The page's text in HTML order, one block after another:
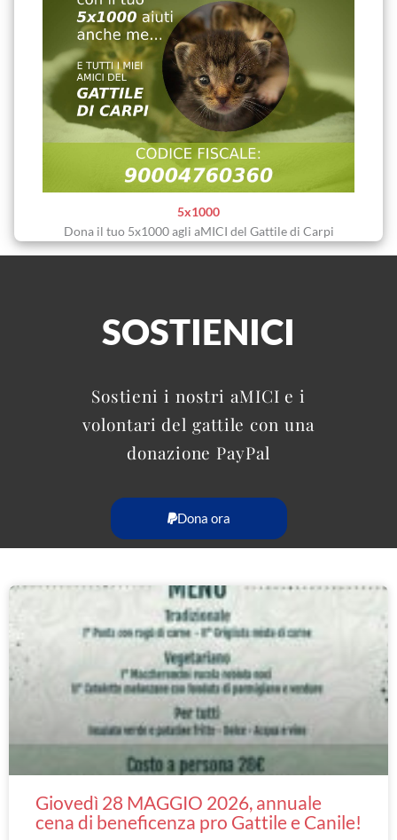
5x1000
Dona il tuo 5x1000 agli aMICI del Gattile di Carpi
SOSTIENICI
Sostieni i nostri aMICI e i
volontari del gattile con una
donazione PayPal
Dona ora
Giovedì 28 MAGGIO 2026, annuale
cena di beneficenza pro Gattile e Canile!